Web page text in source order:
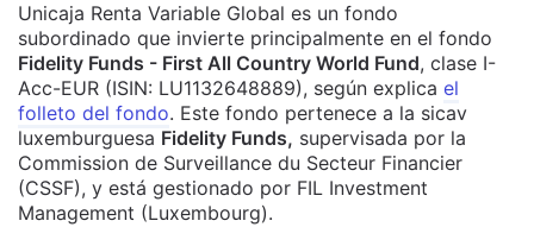
Unicaja Renta Variable Global es un fondo
subordinado que invierte principalmente en el fondo
Fidelity Funds - First All Country World Fund, clase I-
Acc-EUR (ISIN: LU1132648889), según explica el
folleto del fondo. Este fondo pertenece a la sicav
luxemburguesa Fidelity Funds, supervisada por la
Commission de Surveillance du Secteur Financier
(CSSF), y está gestionado por FIL Investment
Management (Luxembourg).